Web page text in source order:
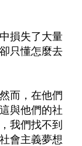
損失了大量
只懂怎麼去
而，在他們
與他們的社
我們找不到
會主義夢想